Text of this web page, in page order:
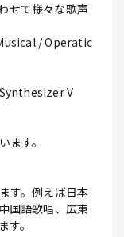
せて様々な歌声
/ Operatic
V
す。
す。例えば日本
国語歌唱、広東
。